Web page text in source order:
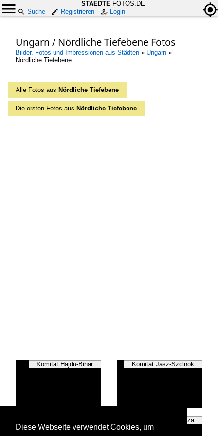
STAEDTE-FOTOS.DE
Suche
Registrieren Login
Ungarn / Nördliche Tiefebene Fotos
Bilder, Fotos und Impressionen aus Städten » Ungarn »
Nördliche Tiefebene
Alle Fotos aus Nördliche Tiefebene
Die ersten Fotos aus Nördliche Tiefebene
Komitat Hajdu-Bihar Komitat Jasz-Szolnok
Nyiregháza
Diese Webseite verwendet Cookies, um